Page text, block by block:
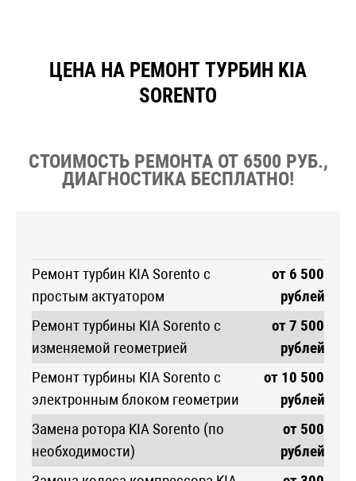
ЦЕНА НА РЕМОНТ ТУРБИН KIA
SORENTO
СТОИМОСТЬ РЕМОНТА ОТ 6500 РУБ.,
ДИАГНОСТИКА БЕСПЛАТНО!
Ремонт турбин KIA Sorento с
простым актуатором
от 6 500
рублей
Ремонт турбины KIA Sorento с
изменяемой геометрией
от 7 500
рублей
Ремонт турбины KIA Sorento с
электронным блоком геометрии
от 10 500
рублей
Замена ротора KIA Sorento (по
необходимости)
от 500
рублей